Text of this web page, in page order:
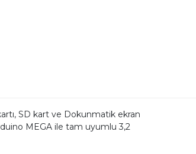
SD kart ve Dokunmatik ekran
MEGA ile tam uyumlu 3,2